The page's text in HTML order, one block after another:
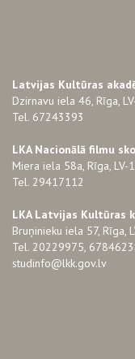
Latvijas Kultūras
Dzirnavu iela 46, Rīga,
Tel. 67243393
LKA Nacionālā filmu
Miera iela 58a, Rīga, LV-
Tel. 29417112
LKA Latvijas Kultūras
Bruņinieku iela 57, Rīga,
Tel. 20229975,
studinfo@lkk.gov.lv